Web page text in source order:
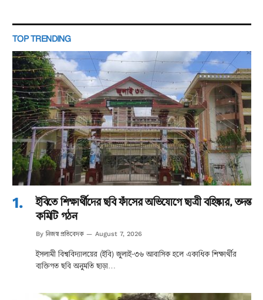
TOP TRENDING
ইবিতে শিক্ষার্থীদের ছবি ফাঁসের অভিযোগে ছাত্রী বহিষ্কার, তদন্ত
কমিটি গঠন
By নিজস্ব প্রতিবেদক August 7, 2026
ইসলামী বিশ্ববিদ্যালয়ের (ইবি) জুলাই-৩৬ আবাসিক হলে একাধিক শিক্ষার্থীর
ব্যক্তিগত ছবি অনুমতি ছাড়া…